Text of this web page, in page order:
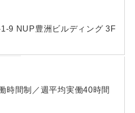
1教室に2名程度の教室スタッフ
り取得でき、過度な残業もあり
バランスを大事にできます。
別の講座もあります。スキルレ
も担当いただきます。
修、OJTを繰り返して行い講師
ていただきます。約1年を目途
9 NUP豊洲ビルディング 3F
時間制／週平均実働40時間